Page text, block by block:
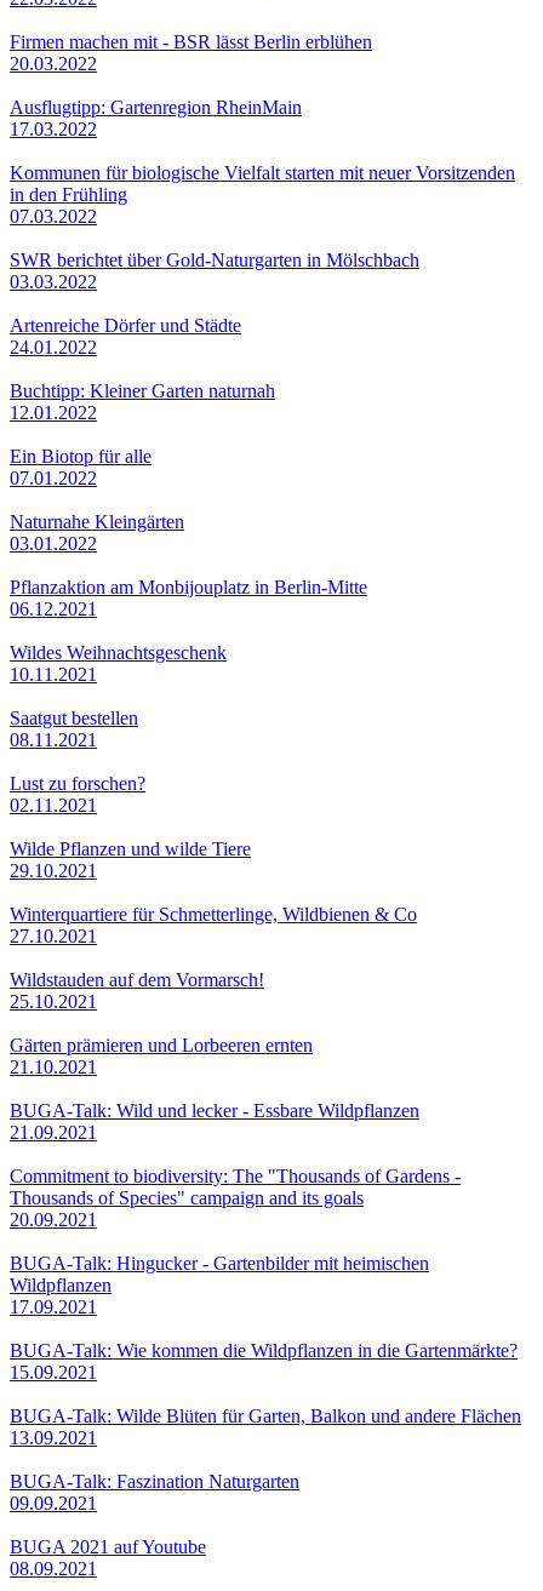
Firmen machen mit - BSR lässt Berlin erblühen
20.03.2022
Ausflugtipp: Gartenregion RheinMain
17.03.2022
Kommunen für biologische Vielfalt starten mit neuer Vorsitzenden
in den Frühling
07.03.2022
SWR berichtet über Gold-Naturgarten in Mölschbach
03.03.2022
Artenreiche Dörfer und Städte
24.01.2022
Buchtipp: Kleiner Garten naturnah
12.01.2022
Ein Biotop für alle
07.01.2022
Naturnahe Kleingärten
03.01.2022
Pflanzaktion am Monbijouplatz in Berlin-Mitte
06.12.2021
Wildes Weihnachtsgeschenk
10.11.2021
Saatgut bestellen
08.11.2021
Lust zu forschen?
02.11.2021
Wilde Pflanzen und wilde Tiere
29.10.2021
Winterquartiere für Schmetterlinge, Wildbienen & Co
27.10.2021
Wildstauden auf dem Vormarsch!
25.10.2021
Gärten prämieren und Lorbeeren ernten
21.10.2021
BUGA-Talk: Wild und lecker - Essbare Wildpflanzen
21.09.2021
Commitment to biodiversity: The "Thousands of Gardens -
Thousands of Species" campaign and its goals
20.09.2021
BUGA-Talk: Hingucker - Gartenbilder mit heimischen
Wildpflanzen
17.09.2021
BUGA-Talk: Wie kommen die Wildpflanzen in die Gartenmärkte?
15.09.2021
BUGA-Talk: Wilde Blüten für Garten, Balkon und andere Flächen
13.09.2021
BUGA-Talk: Faszination Naturgarten
09.09.2021
BUGA 2021 auf Youtube
08.09.2021